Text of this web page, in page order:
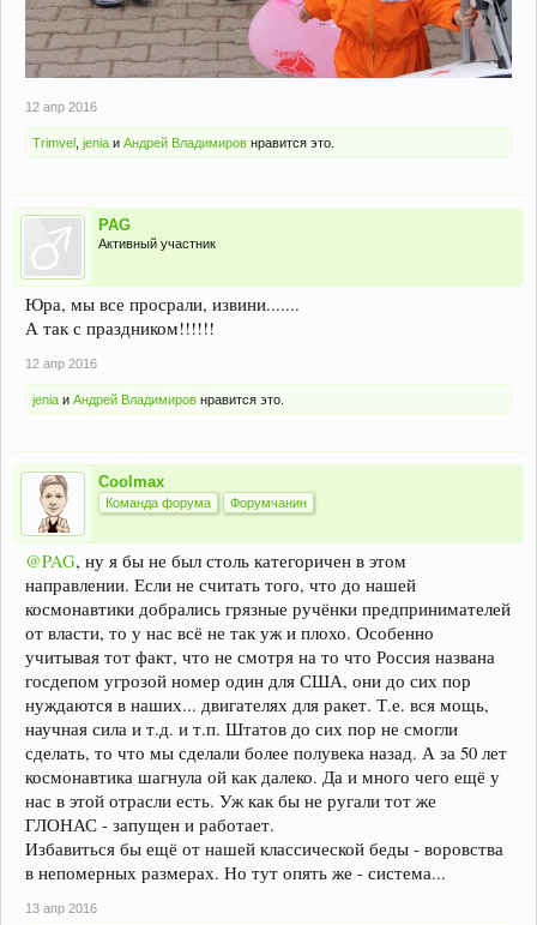
12 апр 2016
Trimvel jenia и Андрей Владимиров нравится это.
PAG
Активный участник
Юра, мы все просрали, извини.......
А так с праздником!!!!!!
12 апр 2016
jenia и Андрей Владимиров нравится это.
Coolmax
Команда форума Форумчанин
@PAG, ну я бы не был столь категоричен в этом
направлении. Если не считать того, что до нашей
космонавтики добрались грязные ручёнки предпринимателей
от власти, то у нас всё не так уж и плохо. Особенно
учитывая тот факт, что не смотря на то что Россия названа
госдепом угрозой номер один для США, они до сих пор
нуждаются в наших... двигателях для ракет. Т.е. вся мощь,
научная сила и т.д. и т.п. Штатов до сих пор не смогли
сделать, то что мы сделали более полувека назад. А за 50 лет
космонавтика шагнула ой как далеко. Да и много чего ещё у
нас в этой отрасли есть. Уж как бы не ругали тот же
ГЛОНАС - запущен и работает.
Избавиться бы ещё от нашей классической беды - воровства
в непомерных размерах. Но тут опять же - система...
13 апр 2016